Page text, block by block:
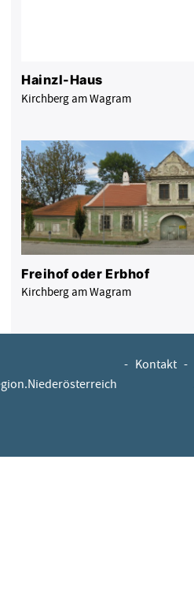
Hainzl-Haus
Kirchberg am Wagram
Freihof oder Erbhof
Kirchberg am Wagram
- Kontakt -